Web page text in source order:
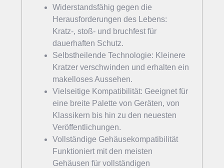
Widerstandsfähig gegen die
Herausforderungen des Lebens:
Kratz-, stoß- und bruchfest für
dauerhaften Schutz.
Selbstheilende Technologie: Kleinere
Kratzer verschwinden und erhalten ein
makelloses Aussehen.
Vielseitige Kompatibilität: Geeignet für
eine breite Palette von Geräten, von
Klassikern bis hin zu den neuesten
Veröffentlichungen.
Vollständige Gehäusekompatibilität
Funktioniert mit den meisten
Gehäusen für vollständigen